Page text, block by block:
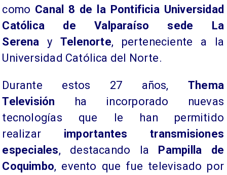
como Canal 8 de la Pontificia Universidad
Católica de Valparaíso sede La
Serena y Telenorte, perteneciente a la
Universidad Católica del Norte.
Durante estos 27 años, Thema
Televisión ha incorporado nuevas
tecnologías que le han permitido
realizar importantes transmisiones
especiales, destacando la Pampilla de
Coquimbo, evento que fue televisado por